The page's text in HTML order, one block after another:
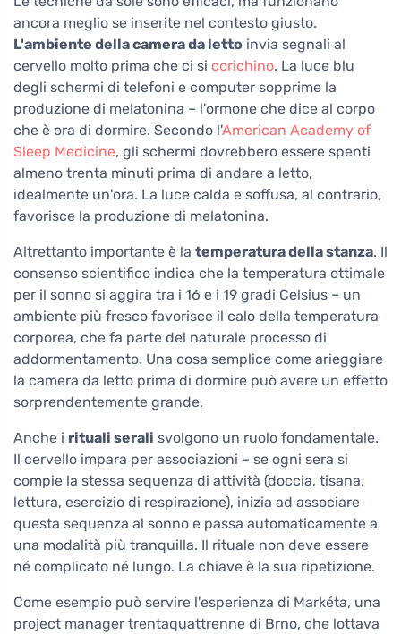
ancora meglio se inserite nel contesto giusto.
L'ambiente della camera da letto invia segnali al
cervello molto prima che ci si corichino. La luce blu
degli schermi di telefoni e computer sopprime la
produzione di melatonina – l'ormone che dice al corpo
che è ora di dormire. Secondo l'American Academy of
Sleep Medicine, gli schermi dovrebbero essere spenti
almeno trenta minuti prima di andare a letto,
idealmente un'ora. La luce calda e soffusa, al contrario,
favorisce la produzione di melatonina.
Altrettanto importante è la temperatura della stanza. Il
consenso scientifico indica che la temperatura ottimale
per il sonno si aggira tra i 16 e i 19 gradi Celsius – un
ambiente più fresco favorisce il calo della temperatura
corporea, che fa parte del naturale processo di
addormentamento. Una cosa semplice come arieggiare
la camera da letto prima di dormire può avere un effetto
sorprendentemente grande.
Anche i rituali serali svolgono un ruolo fondamentale.
Il cervello impara per associazioni – se ogni sera si
compie la stessa sequenza di attività (doccia, tisana,
lettura, esercizio di respirazione), inizia ad associare
questa sequenza al sonno e passa automaticamente a
una modalità più tranquilla. Il rituale non deve essere
né complicato né lungo. La chiave è la sua ripetizione.
Come esempio può servire l'esperienza di Markéta, una
project manager trentaquattrenne di Brno, che lottava